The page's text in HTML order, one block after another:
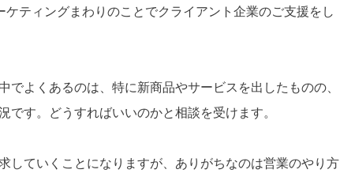
ケティングまわりのことでクライアント企業のご支援をし
でよくあるのは、特に新商品やサービスを出したものの、
です。どうすればいいのかと相談を受けます。
していくことになりますが、ありがちなのは営業のやり方